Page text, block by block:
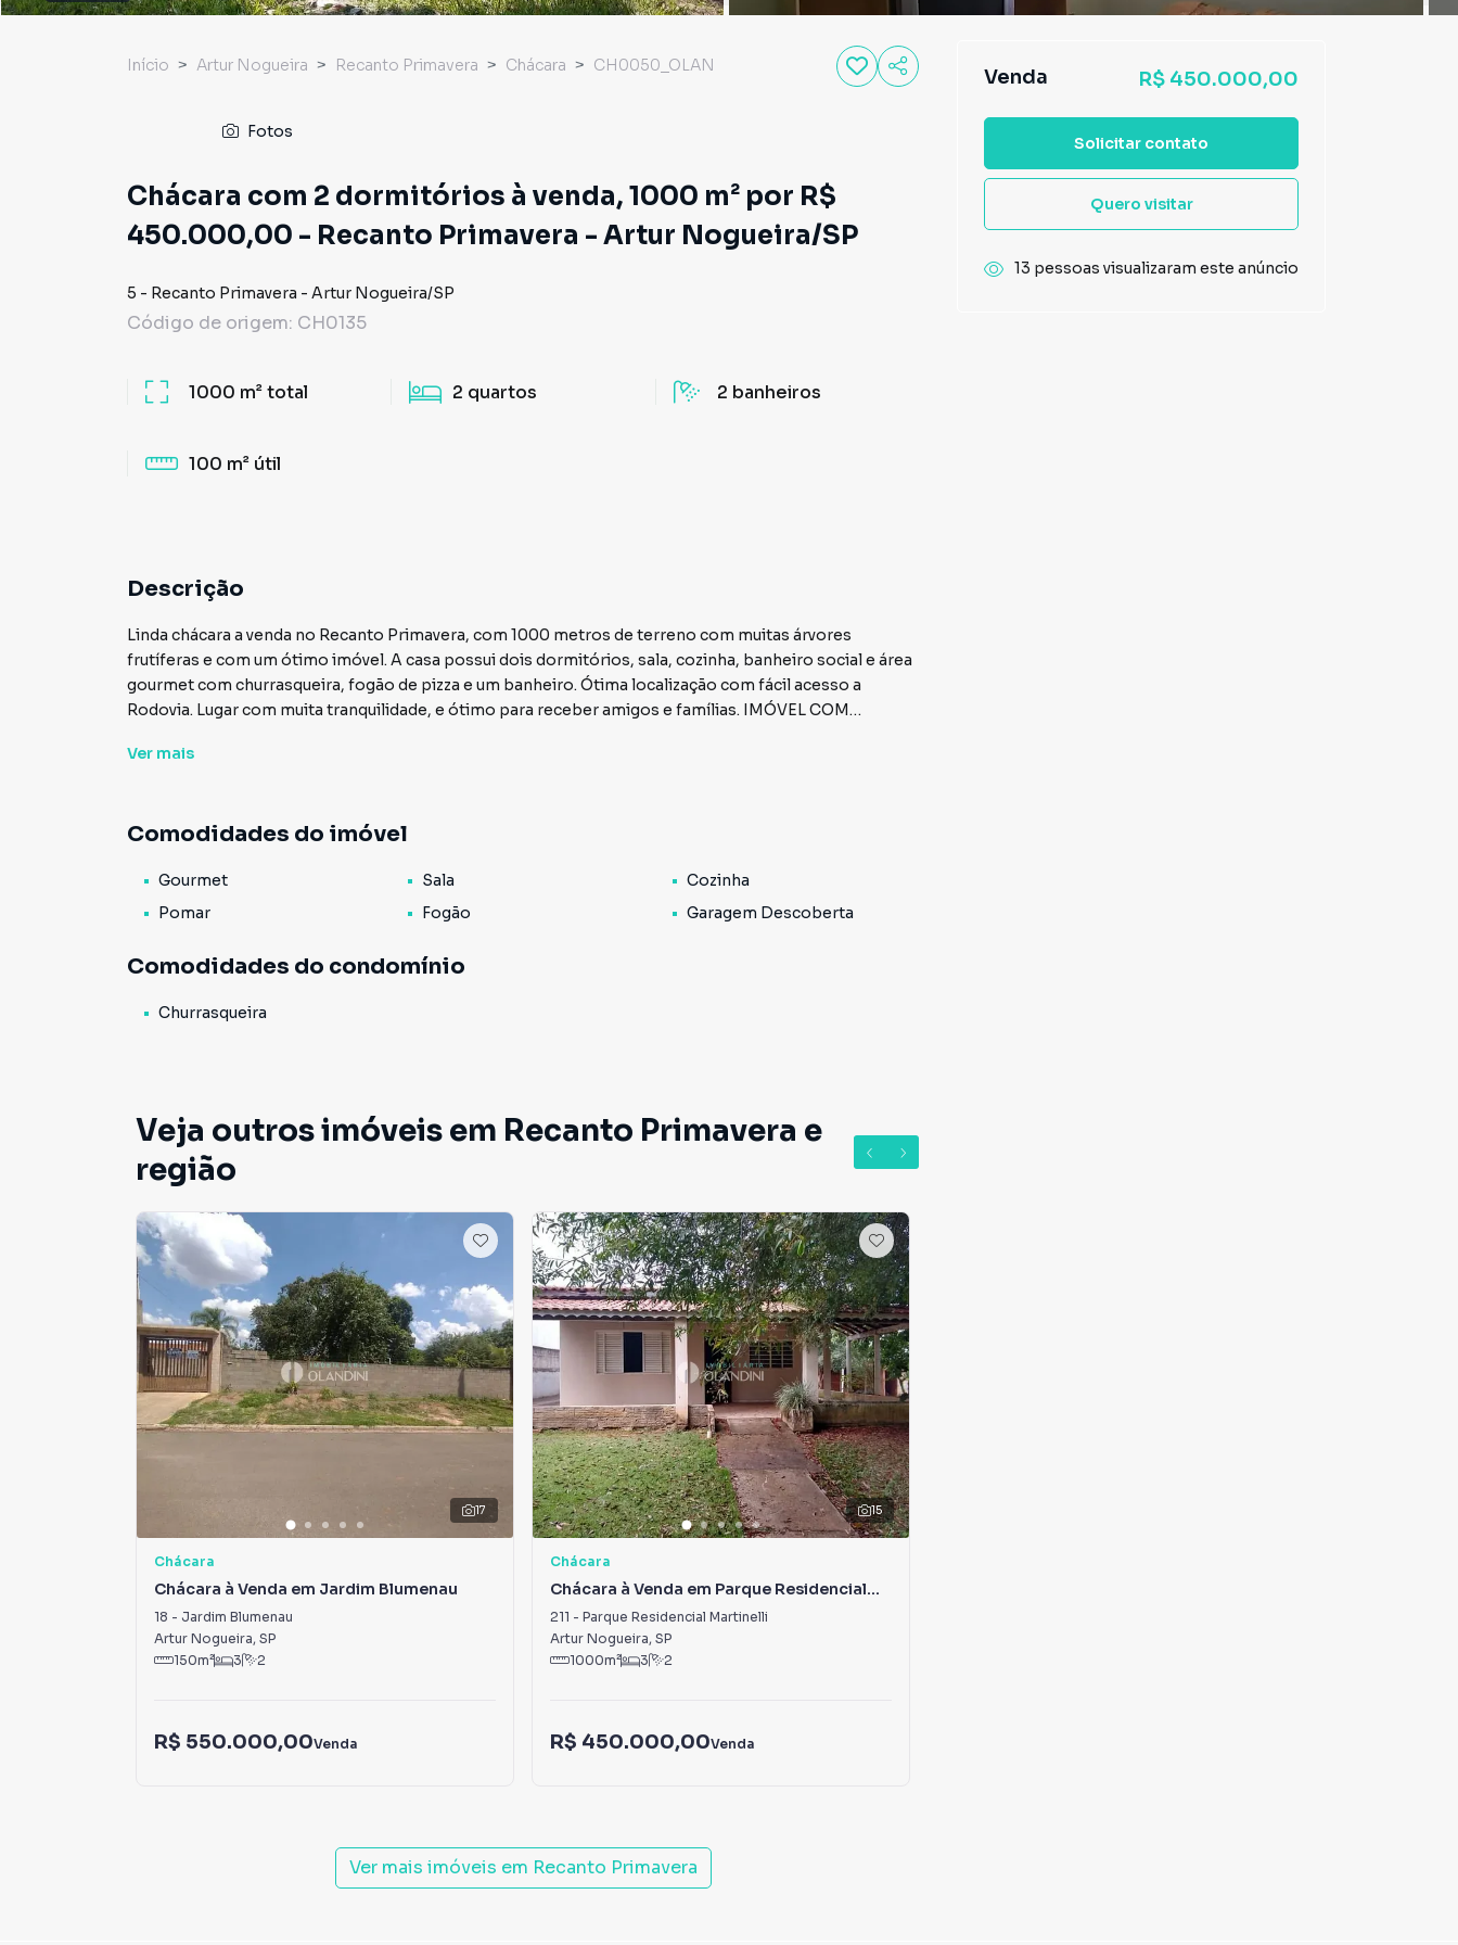
Início Artur Nogueira Recanto Primavera Chácara CH0050_OLAN
Fotos
Chácara com 2 dormitórios à venda, 1000 m² por R$
450.000,00 - Recanto Primavera - Artur Nogueira/SP
5 - Recanto Primavera - Artur Nogueira/SP
Código de origem: CH0135
1000 m²total 2 quartos 2 banheiros
100 m² útil
Descrição
Linda chácara a venda no Recanto Primavera, com 1000 metros de terreno com muitas árvores
frutíferas e com um ótimo imóvel. A casa possui dois dormitórios, sala, cozinha, banheiro social e área
gourmet com churrasqueira, fogão de pizza e um banheiro. Ótima localização com fácil acesso a
Rodovia. Lugar com muita tranquilidade, e ótimo para receber amigos e famílias. IMÓVEL COM
Ver mais
Comodidades do imóvel
Gourmet Sala
Cozinha
Pomar
Fogão Garagem Descoberta
Comodidades do condomínio
Churrasqueira
Veja outros imóveis em Recanto Primavera e
região
17
Chácara
Chácara à Venda em Jardim Blumenau
18 - Jardim Blumenau
Artur Nogueira, SP
150m² 3 2
R$ 550.000,00Venda
15
Chácara
Chácara à Venda em Parque Residencial
Martinelli
211 - Parque Residencial Martinelli
Artur Nogueira, SP
1000m² 3 2
R$ 450.000,00Venda
Ver mais imóveis em Recanto Primavera
Venda R$ 450.000,00
Solicitar contato
Quero visitar
13 pessoas visualizaram este anúncio